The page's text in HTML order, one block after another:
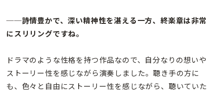
──詩情豊かで、深い精神性を湛える一方、終楽章は非常
にスリリングですね。
ドラマのような性格を持つ作品なので、自分なりの想いや
ストーリー性を感じながら演奏しました。聴き手の方に
も、色々と自由にストーリー性を感じながら、聴いていた